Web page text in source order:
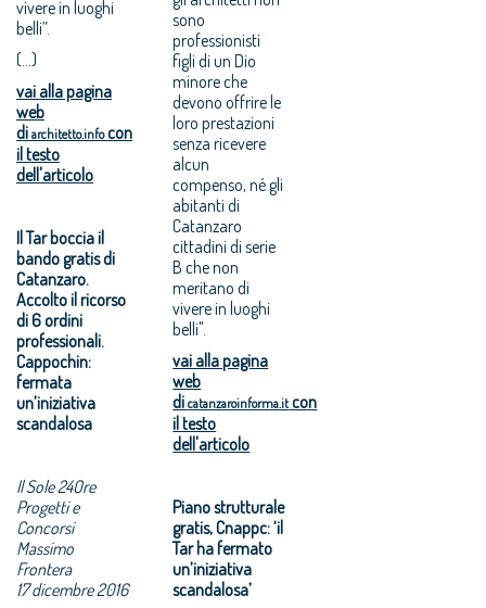
vivere in luoghi
belli”.
(...)
vai alla pagina
web
di architetto.infocon
il testo
dell'articolo
Il Tar boccia il
bando gratis di
Catanzaro.
Accolto il ricorso
di 6 ordini
professionali.
Cappochin:
fermata
un’iniziativa
scandalosa
Il Sole 24Ore
Progetti e
Concorsi
Massimo
Frontera
17 dicembre 2016
sono
professionisti
figli di un Dio
minore che
devono offrire le
loro prestazioni
senza ricevere
alcun
compenso, né gli
abitanti di
Catanzaro
cittadini di serie
B che non
meritano di
vivere in luoghi
belli".
vai alla pagina
web
dicatanzaroinforma.itcon
il testo
dell'articolo
Piano strutturale
gratis, Cnappc: ‘il
Tar ha fermato
un’iniziativa
scandalosa’